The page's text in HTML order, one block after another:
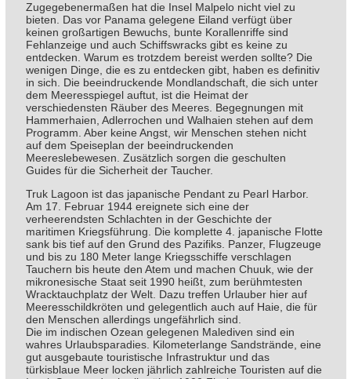
Zugegebenermaßen hat die Insel Malpelo nicht viel zu
bieten. Das vor Panama gelegene Eiland verfügt über
keinen großartigen Bewuchs, bunte Korallenriffe sind
Fehlanzeige und auch Schiffswracks gibt es keine zu
entdecken. Warum es trotzdem bereist werden sollte? Die
wenigen Dinge, die es zu entdecken gibt, haben es definitiv
in sich. Die beeindruckende Mondlandschaft, die sich unter
dem Meeresspiegel auftut, ist die Heimat der
verschiedensten Räuber des Meeres. Begegnungen mit
Hammerhaien, Adlerrochen und Walhaien stehen auf dem
Programm. Aber keine Angst, wir Menschen stehen nicht
auf dem Speiseplan der beeindruckenden
Meereslebewesen. Zusätzlich sorgen die geschulten
Guides für die Sicherheit der Taucher.
Truk Lagoon ist das japanische Pendant zu Pearl Harbor.
Am 17. Februar 1944 ereignete sich eine der
verheerendsten Schlachten in der Geschichte der
maritimen Kriegsführung. Die komplette 4. japanische Flotte
sank bis tief auf den Grund des Pazifiks. Panzer, Flugzeuge
und bis zu 180 Meter lange Kriegsschiffe verschlagen
Tauchern bis heute den Atem und machen Chuuk, wie der
mikronesische Staat seit 1990 heißt, zum berühmtesten
Wracktauchplatz der Welt. Dazu treffen Urlauber hier auf
Meeresschildkröten und gelegentlich auch auf Haie, die für
den Menschen allerdings ungefährlich sind.
Die im indischen Ozean gelegenen Malediven sind ein
wahres Urlaubsparadies. Kilometerlange Sandstrände, eine
gut ausgebaute touristische Infrastruktur und das
türkisblaue Meer locken jährlich zahlreiche Touristen auf die